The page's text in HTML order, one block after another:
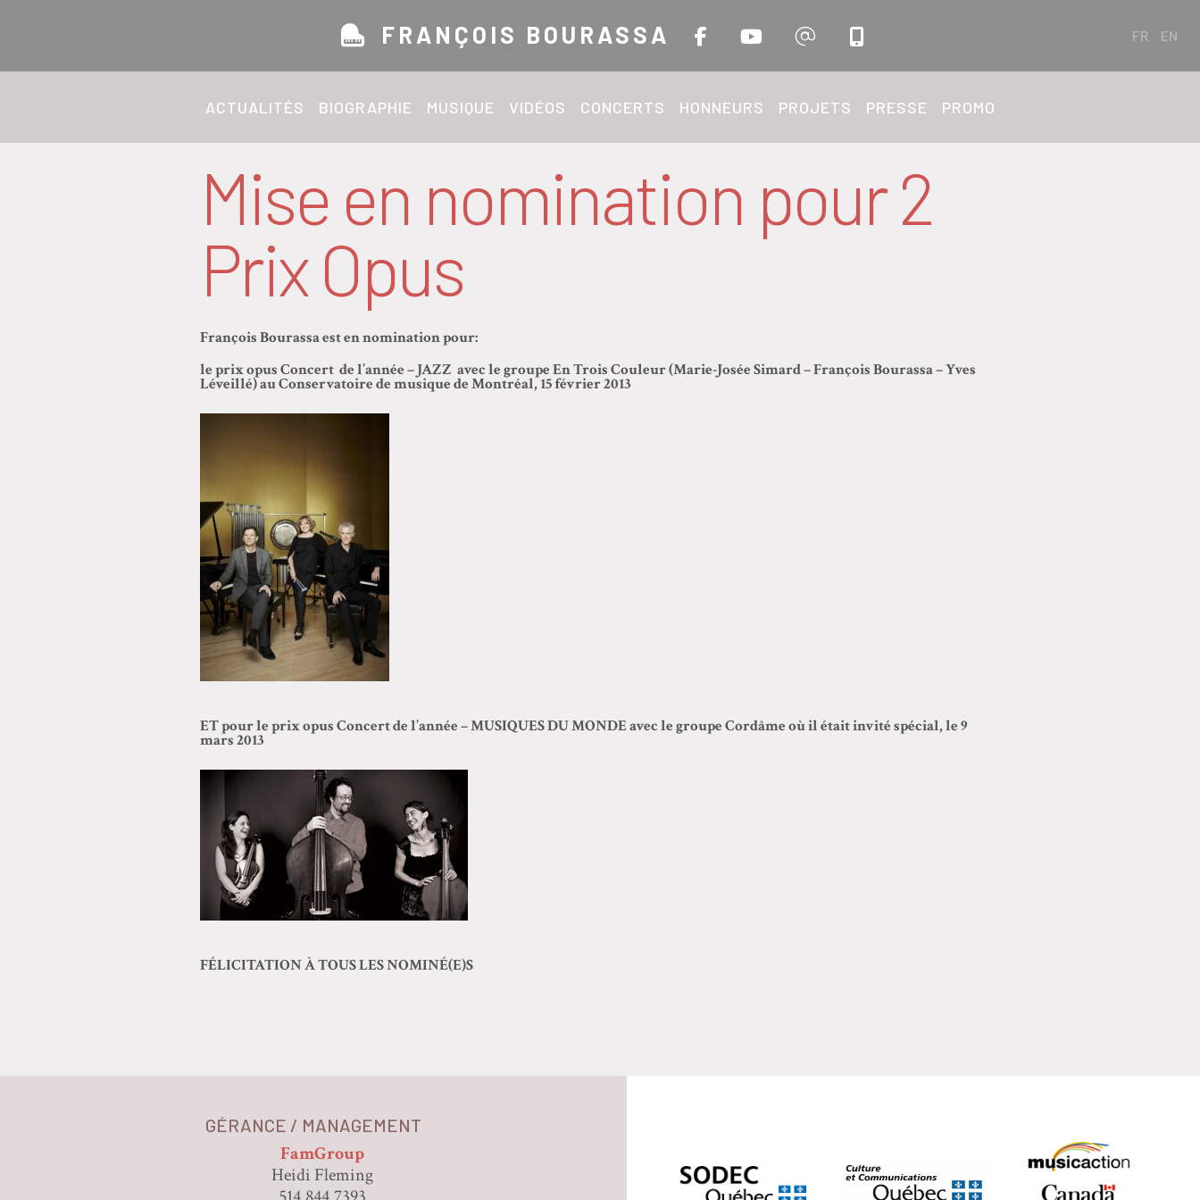
FRANÇOIS BOURASSA FR EN
ACTUALITÉS BIOGRAPHIE MUSIQUE VIDÉOS CONCERTS HONNEURS PROJETS PRESSE PROMO
Mise en nomination pour 2
Prix Opus
François Bourassa est en nomination pour:
le prix opus Concert de l’année – JAZZ avec le groupe En Trois Couleur (Marie-Josée Simard – François Bourassa – Yves
Léveillé) au Conservatoire de musique de Montréal, 15 février 2013
ET pour le prix opus Concert de l’année – MUSIQUES DU MONDE avec le groupe Cordâme où il était invité spécial, le 9
mars 2013
FÉLICITATION À TOUS LES NOMINÉ(E)S
GÉRANCE / MANAGEMENT
FamGroup
Heidi Fleming